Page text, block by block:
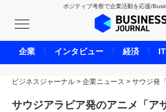
ポジティブ考察で企業活動を応援/
BUSINESS JOURNAL
UNICORN JOURNAL
CARBON CREDITS
IVS JOURNAL
ビジネスジャーナル > 企業ニュース > サウジ発
サウジアラビア発のアニメ「ア
企業 インタビュー 経済 IT